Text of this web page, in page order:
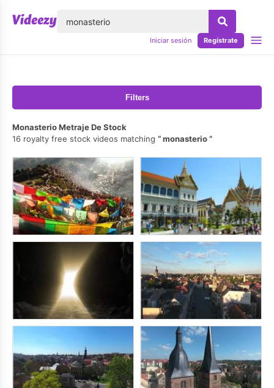
Iniciar sesión Regístrate
Filters
Monasterio Metraje De Stock
16 royalty free stock videos matching
monasterio